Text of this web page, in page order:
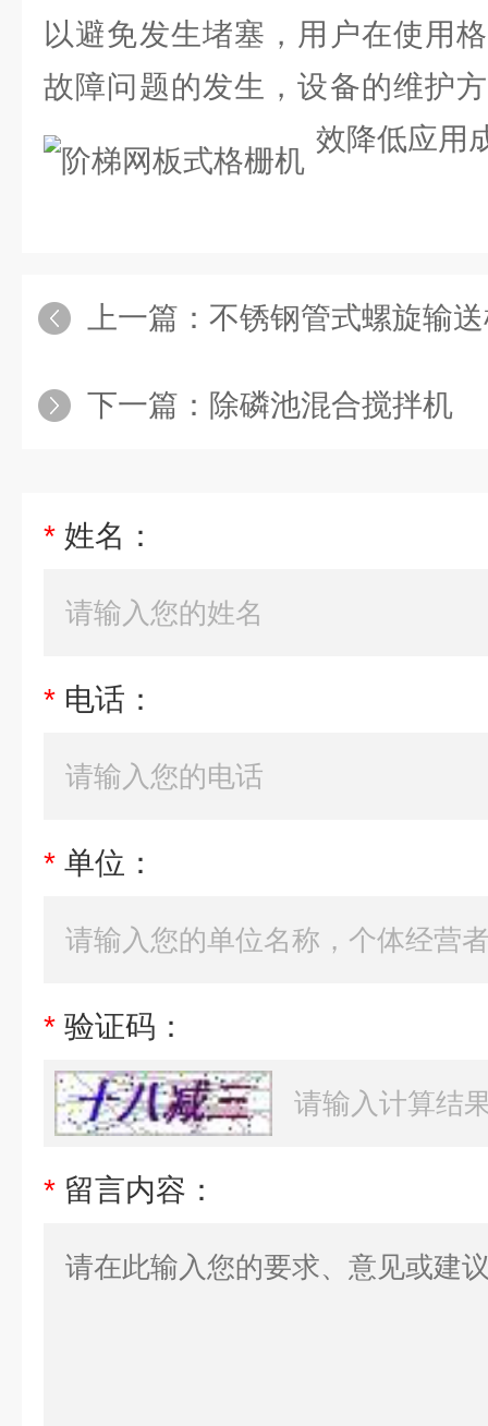
以避免发生堵塞，用户在使用
故障问题的发生，设备的维护
效降低应用
上一篇： 不锈钢管式螺旋输
下一篇： 除磷池混合搅拌机
* 姓名：
* 电话：
* 单位：
* 验证码：
* 留言内容：